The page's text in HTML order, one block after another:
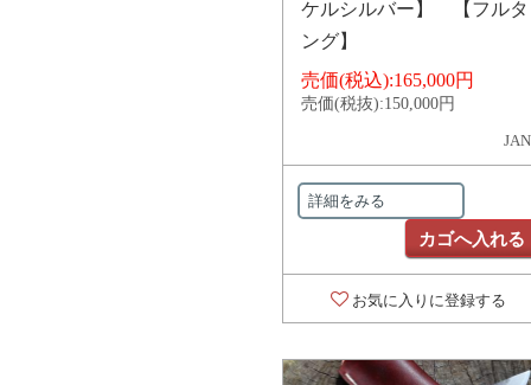
ケルシルバー】 【フルタ
ング】
売価(税込):165,000円
売価(税抜):150,000円
詳細をみる
カゴへ入れる
お気に入りに登録する